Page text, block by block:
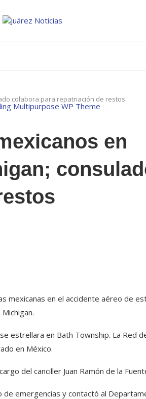
colabora para repatriación de restos
en
mexicanas en el accidente aéreo de
estrellara en Bath Township. La Red
en México.
del canciller Juan Ramón de la
emergencias y contactó al